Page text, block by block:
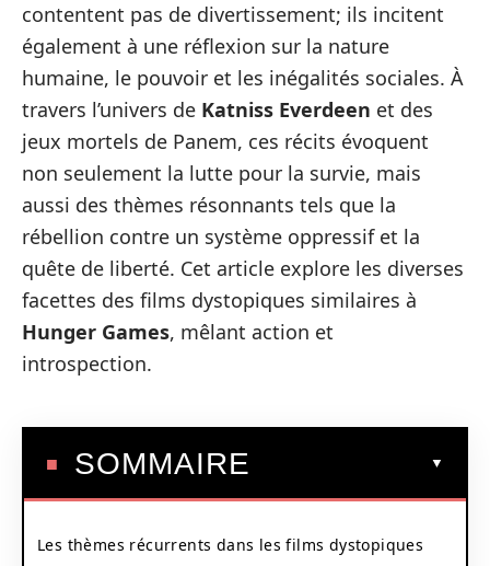
contentent pas de divertissement; ils incitent
également à une réflexion sur la nature
humaine, le pouvoir et les inégalités sociales. À
travers l’univers de Katniss Everdeen et des
jeux mortels de Panem, ces récits évoquent
non seulement la lutte pour la survie, mais
aussi des thèmes résonnants tels que la
rébellion contre un système oppressif et la
quête de liberté. Cet article explore les diverses
facettes des films dystopiques similaires à
Hunger Games, mêlant action et
introspection.
SOMMAIRE
Les thèmes récurrents dans les films dystopiques